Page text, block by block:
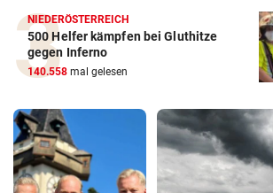
NIEDERÖSTERREICH
500 Helfer kämpfen bei Gluthitze
gegen Inferno
140.558 mal gelesen